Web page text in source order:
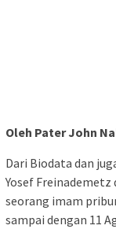
Oleh PaterJohn
Dari Biodata dan
Yosef Freinademetz
seorang imam
sampai dengan 11